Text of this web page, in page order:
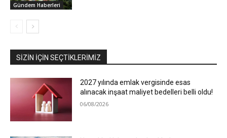
Gündem Haberleri
SIZIN İÇIN SEÇTIKLERIMIZ
2027 yılında emlak vergisinde esas
alınacak inşaat maliyet bedelleri belli oldu!
06/08/2026